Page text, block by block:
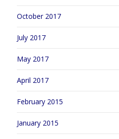
October 2017
July 2017
May 2017
April 2017
February 2015
January 2015